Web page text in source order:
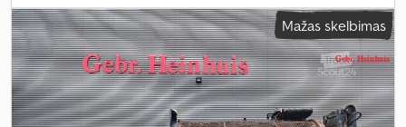
Mažas skelbimas